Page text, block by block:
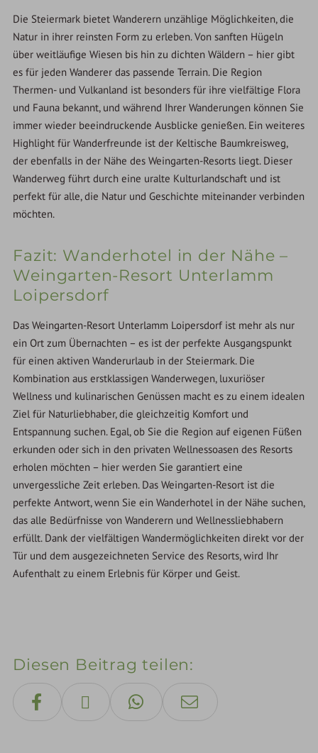
Die Steiermark bietet Wanderern unzählige Möglichkeiten, die
Natur in ihrer reinsten Form zu erleben. Von sanften Hügeln
über weitläufige Wiesen bis hin zu dichten Wäldern – hier gibt
es für jeden Wanderer das passende Terrain. Die Region
Thermen- und Vulkanland ist besonders für ihre vielfältige Flora
und Fauna bekannt, und während Ihrer Wanderungen können Sie
immer wieder beeindruckende Ausblicke genießen. Ein weiteres
Highlight für Wanderfreunde ist der Keltische Baumkreisweg,
der ebenfalls in der Nähe des Weingarten-Resorts liegt. Dieser
Wanderweg führt durch eine uralte Kulturlandschaft und ist
perfekt für alle, die Natur und Geschichte miteinander verbinden
möchten.
Fazit: Wanderhotel in der Nähe –
Weingarten-Resort Unterlamm
Loipersdorf
Das Weingarten-Resort Unterlamm Loipersdorf ist mehr als nur
ein Ort zum Übernachten – es ist der perfekte Ausgangspunkt
für einen aktiven Wanderurlaub in der Steiermark. Die
Kombination aus erstklassigen Wanderwegen, luxuriöser
Wellness und kulinarischen Genüssen macht es zu einem idealen
Ziel für Naturliebhaber, die gleichzeitig Komfort und
Entspannung suchen. Egal, ob Sie die Region auf eigenen Füßen
erkunden oder sich in den privaten Wellnessoasen des Resorts
erholen möchten – hier werden Sie garantiert eine
unvergessliche Zeit erleben. Das Weingarten-Resort ist die
perfekte Antwort, wenn Sie ein Wanderhotel in der Nähe suchen,
das alle Bedürfnisse von Wanderern und Wellnessliebhabern
erfüllt. Dank der vielfältigen Wandermöglichkeiten direkt vor der
Tür und dem ausgezeichneten Service des Resorts, wird Ihr
Aufenthalt zu einem Erlebnis für Körper und Geist.
Diesen Beitrag teilen